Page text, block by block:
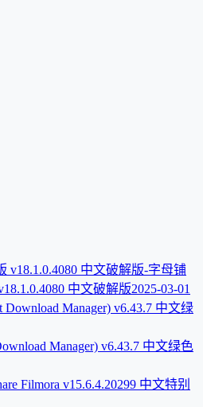
中文破解版2025-03-01
Manager) v6.43.7 中文绿色